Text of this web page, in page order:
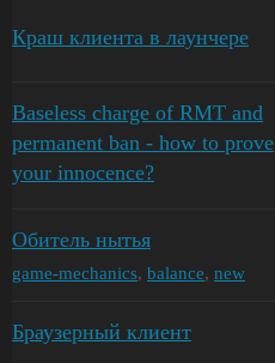
Краш клиента в лаунчере
Baseless charge of RMT and
permanent ban - how to prove
your innocence?
Обитель нытья
game-mechanics, balance, new
Браузерный клиент